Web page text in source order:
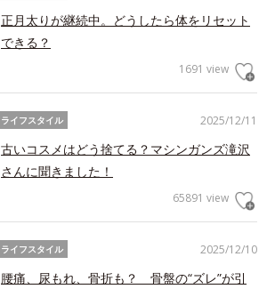
正月太りが継続中。どうしたら体をリセット
できる？
1691 view
2025/12/11
ライフスタイル
古いコスメはどう捨てる？マシンガンズ滝沢
さんに聞きました！
65891 view
2025/12/10
ライフスタイル
腰痛、尿もれ、骨折も？ 骨盤の“ズレ”が引